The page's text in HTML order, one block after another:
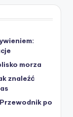
morza
znaleźć
po